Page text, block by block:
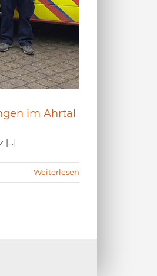
im Ahrtal
[...]
Weiterlesen